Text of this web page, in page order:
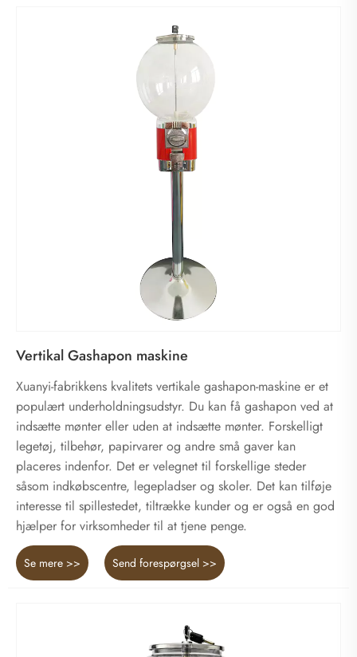
Vertikal Gashapon maskine
Xuanyi-fabrikkens kvalitets vertikale gashapon-maskine er et
populært underholdningsudstyr. Du kan få gashapon ved at
indsætte mønter eller uden at indsætte mønter. Forskelligt
legetøj, tilbehør, papirvarer og andre små gaver kan
placeres indenfor. Det er velegnet til forskellige steder
såsom indkøbscentre, legepladser og skoler. Det kan tilføje
interesse til spillestedet, tiltrække kunder og er også en god
hjælper for virksomheder til at tjene penge.
Se mere >> Send forespørgsel >>